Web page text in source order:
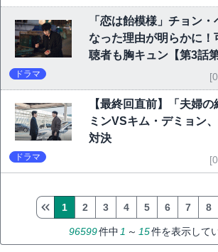
「恋は飴模様」チョン
なった理由が明らかに！
聴者も胸キュン【第3話第
ドラマ
【最終回直前】「夫婦の
ミンVSキム・デミョン
対決
ドラマ
96599件中 1 ～ 15件を表示して
1 2 3 4 5 6 7 8